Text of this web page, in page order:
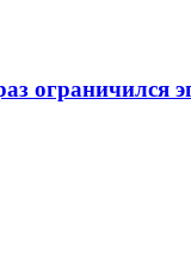
ограничился